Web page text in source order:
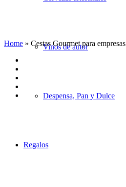
Vinos de autor
Despensa, Pan y Dulce
Regalos
Home » Cestas Gourmet para empresas